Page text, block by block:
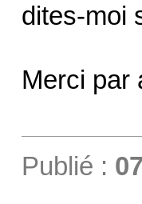
dites-moi
Merci par
Publié :